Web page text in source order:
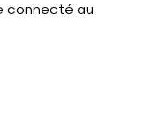
connecté au